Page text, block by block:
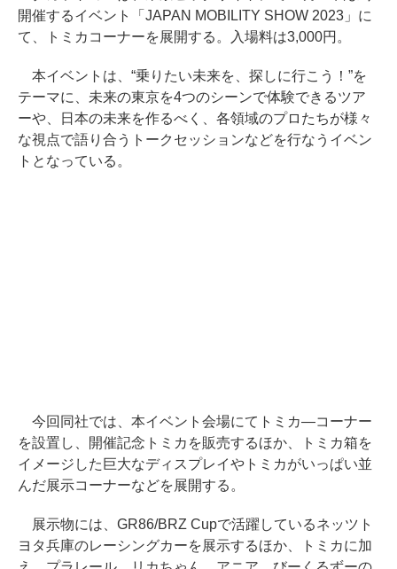
開催するイベント「JAPAN MOBILITY SHOW 2023」に
て、トミカコーナーを展開する。入場料は3,000円。
本イベントは、“乗りたい未来を、探しに行こう！”を
テーマに、未来の東京を4つのシーンで体験できるツア
ーや、日本の未来を作るべく、各領域のプロたちが様々
な視点で語り合うトークセッションなどを行なうイベン
トとなっている。
今回同社では、本イベント会場にてトミカ―コーナー
を設置し、開催記念トミカを販売するほか、トミカ箱を
イメージした巨大なディスプレイやトミカがいっぱい並
んだ展示コーナーなどを展開する。
展示物には、GR86/BRZ Cupで活躍しているネッツト
ヨタ兵庫のレーシングカーを展示するほか、トミカに加